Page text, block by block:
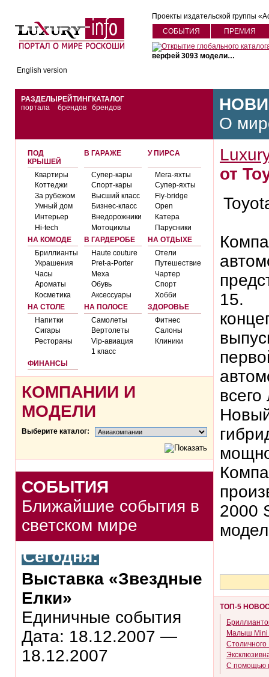
Проекты издательской группы
СОБЫТИЯ
ПРЕМИЯ
верфей 3093 модели…
English version
РАЗДЕЛЫ
портала
РЕЙТИНГ
брендов
КАТАЛОГ
брендов
О
ПОД
КРЫШЕЙ
В ГАРАЖЕ У ПИРСА
Квартиры
Коттеджи
За рубежом
Умный дом
Интерьер
Hi-tech
Супер-кары
Спорт-кары
Высший класс
Бизнес-класс
Внедорожники
Мотоциклы
Мега-яхты
Супер-яхты
Fly-bridge
Open
Катера
Парусники
НА КОМОДЕ
В ГАРДЕРОБЕ
НА ОТДЫХЕ
Бриллианты
Украшения
Часы
Ароматы
Косметика
Haute couture
Pret-а-Porter
Меха
Обувь
Аксессуары
Отели
Путешествие
Чартер
Спорт
Хобби
НА СТОЛЕ
НА ПОЛОСЕ
ЗДОРОВЬЕ
Напитки
Сигары
Рестораны
Самолеты
Вертолеты
Vip-авиация
1 класс
Фитнес
Салоны
Клиники
ФИНАНСЫ
КОМПАНИИ И
МОДЕЛИ
Выберите каталог:
СОБЫТИЯ
Ближайшие события в
светском мире
Сегодня:
Выставка «Звездные
Елки»
Единичные события
Дата: 18.12.2007 —
18.12.2007
от
15.
2000
ТОП-5
Малыш Mini
С помощью